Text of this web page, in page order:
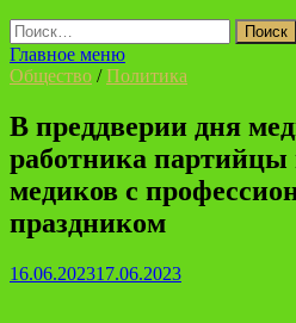
Найти:
Главное меню
Общество /Политика
В преддверии дня
работника партийцы
медиков с
праздником
16.06.202317.06.2023